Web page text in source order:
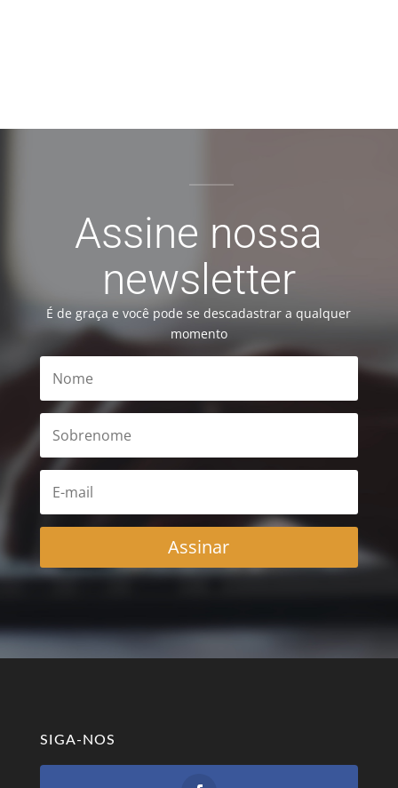
Assine nossa
newsletter
É de graça e você pode se descadastrar a qualquer
momento
Assinar
SIGA-NOS